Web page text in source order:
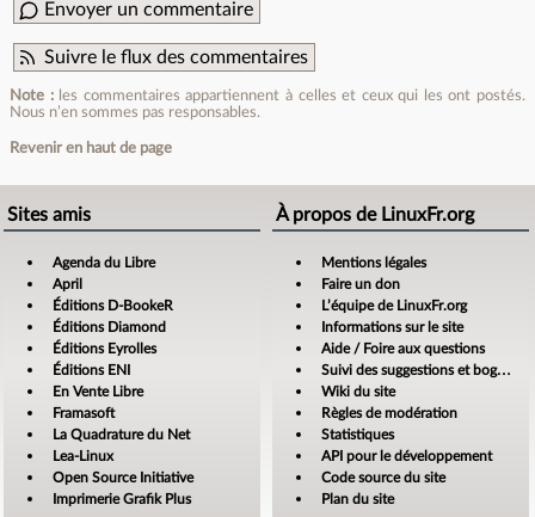
Envoyer un commentaire
Suivre le flux des commentaires
Note :les commentaires appartiennent à celles et ceux qui les ont postés.
Nous n’en sommes pas responsables.
Revenir en haut de page
Sites amis
Agenda du Libre
April
Éditions D-BookeR
Éditions Diamond
Éditions Eyrolles
Éditions ENI
En Vente Libre
Framasoft
La Quadrature du Net
Lea-Linux
Open Source Initiative
Imprimerie Grafik Plus
À propos de LinuxFr.org
Mentions légales
Faire un don
L’équipe de LinuxFr.org
Informations sur le site
Aide / Foire aux questions
Suivi des suggestions et bogues
Wiki du site
Règles de modération
Statistiques
API pour le développement
Code source du site
Plan du site